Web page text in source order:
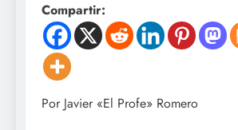
Compartir:
Por Javier «El Profe» Romero